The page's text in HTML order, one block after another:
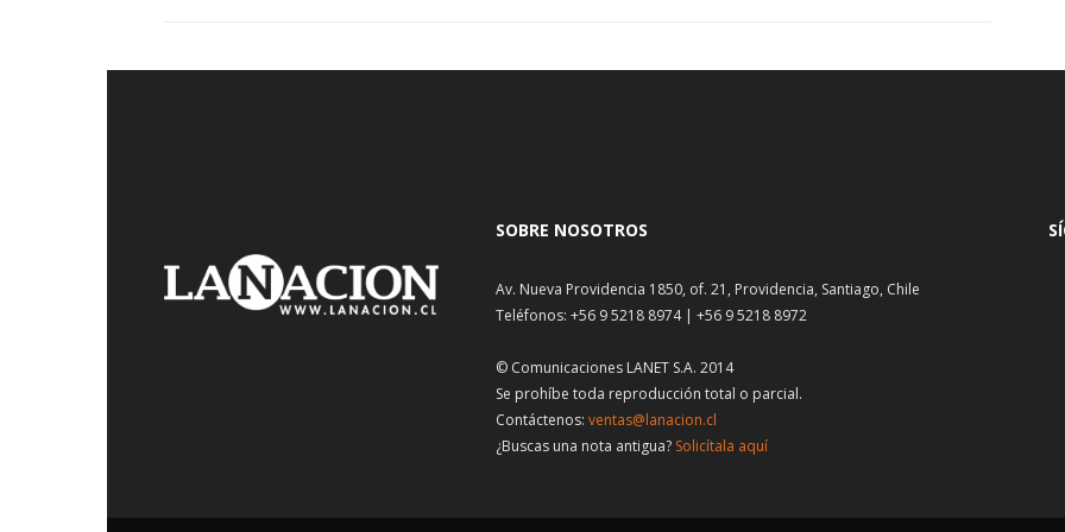
SOBRE NOSOTROS
Av. Nueva Providencia 1850, of. 21, Providencia, Santiago, Chile
Teléfonos: +56 9 5218 8974 | +56 9 5218 8972
© Comunicaciones LANET S.A. 2014
Se prohíbe toda reproducción total o parcial.
Contáctenos: ventas@lanacion.cl
¿Buscas una nota antigua? Solicítala aquí